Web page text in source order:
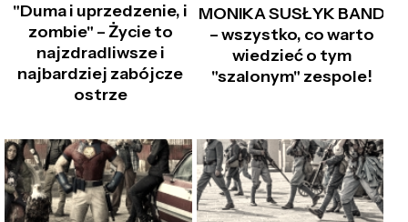
"Duma i uprzedzenie, i
zombie" – Życie to
najzdradliwsze i
najbardziej zabójcze
ostrze
MONIKA SUSŁYK BAND
– wszystko, co warto
wiedzieć o tym
"szalonym" zespole!